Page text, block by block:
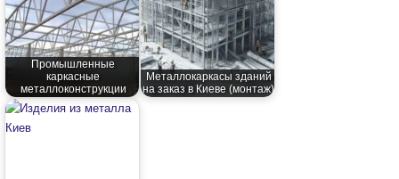
Промышленные
каркасные
металлоконструкции
Металлокаркасы зданий
на заказ в Киеве (монтаж)